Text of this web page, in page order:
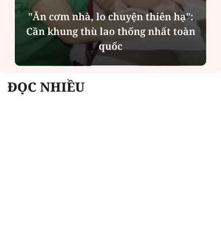
MSB: Lợi nhuận quý II đến từ trụ
cột nào?
ĐỌC NHIỀU